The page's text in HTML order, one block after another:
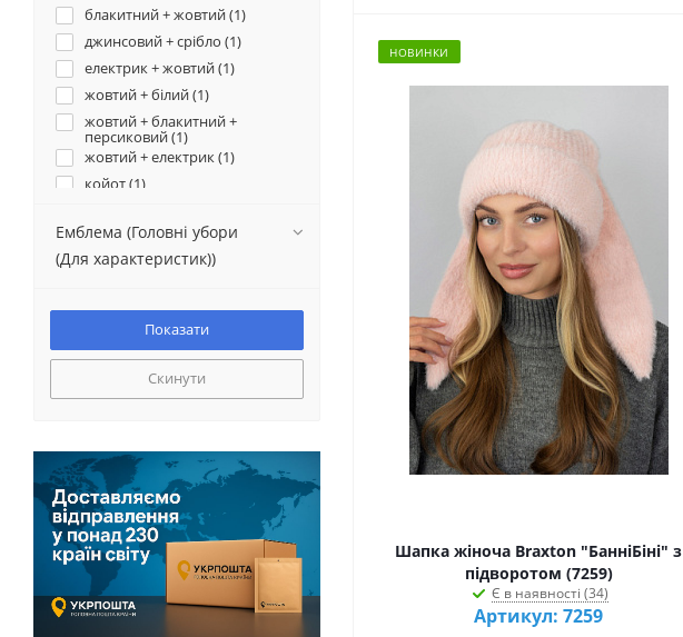
НОВИНКИ
Шапка жіноча Braxton "БанніБіні" з
підворотом (7259)
Є в наявності (34)
Артикул: 7259
блакитний + жовтий (1)
джинсовий + срібло (1)
електрик + жовтий (1)
жовтий + білий (1)
жовтий + блакитний +
персиковий (1)
жовтий + електрик (1)
койот (1)
кремовий + коричневий (
малиновий + блакитний (
персиковий + сірий (1)
світла пудра (
світла пудра + білий (2)
синій + блакитний (5)
синій + сірий (6
темна пудра (59
темна пудра + світла пудра (2
темно-сірий + сірий (
темно-сірий + світло-сірий (
темно-синій + білий (1)
Емблема (Головні убори
(Для характеристик))
Скинути